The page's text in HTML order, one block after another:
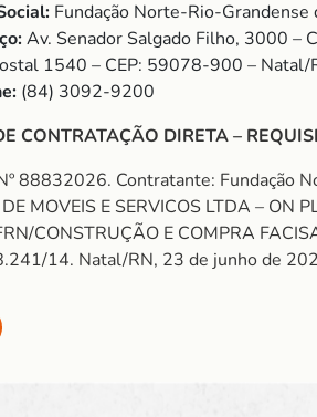
Fundação Norte-Rio-Grandense
Av. Senador Salgado Filho, 3000 –
1540 – CEP: 59078-900 – Natal/
(84) 3092-9200
CONTRATAÇÃO DIRETA –
88832026. Contratante: Fundação
DE MOVEIS E SERVICOS LTDA –
CONSTRUÇÃO E COMPRA
14. Natal/RN, 23 de junho de